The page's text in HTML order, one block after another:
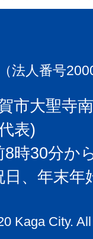
（法人番号
市大聖寺
表)
時30分か
日、年末
Kaga City.